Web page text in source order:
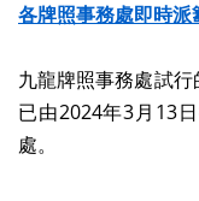
各牌照事務處即時派
九龍牌照事務處試
已由2024年3月13
處。